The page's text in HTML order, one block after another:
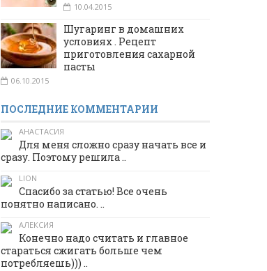
10.04.2015
Шугаринг в домашних
условиях . Рецепт
приготовления сахарной
пасты
06.10.2015
ПОСЛЕДНИЕ КОММЕНТАРИИ
АНАСТАСИЯ
Для меня сложно сразу начать все и
сразу. Поэтому решила ..
LION
Спасибо за статью! Все очень
понятно написано. ..
АЛЕКСИЯ
Конечно надо считать и главное
стараться сжигать больше чем
потребляешь))) ..